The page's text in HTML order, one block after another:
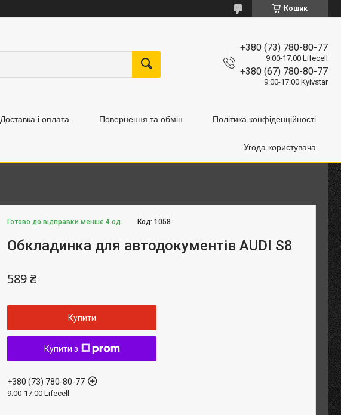
Кошик
+380 (73) 780-80-77
9:00-17:00 Lifecell
+380 (67) 780-80-77
9:00-17:00 Kyivstar
Доставка і оплата Повернення та обмін Політика конфіденційності
Угода користувача
Готово до відправки менше 4 од. Код:1058
Обкладинка для автодокументів AUDI S8
589 ₴
Купити
Купити з
+380 (73) 780-80-77
9:00-17:00 Lifecell